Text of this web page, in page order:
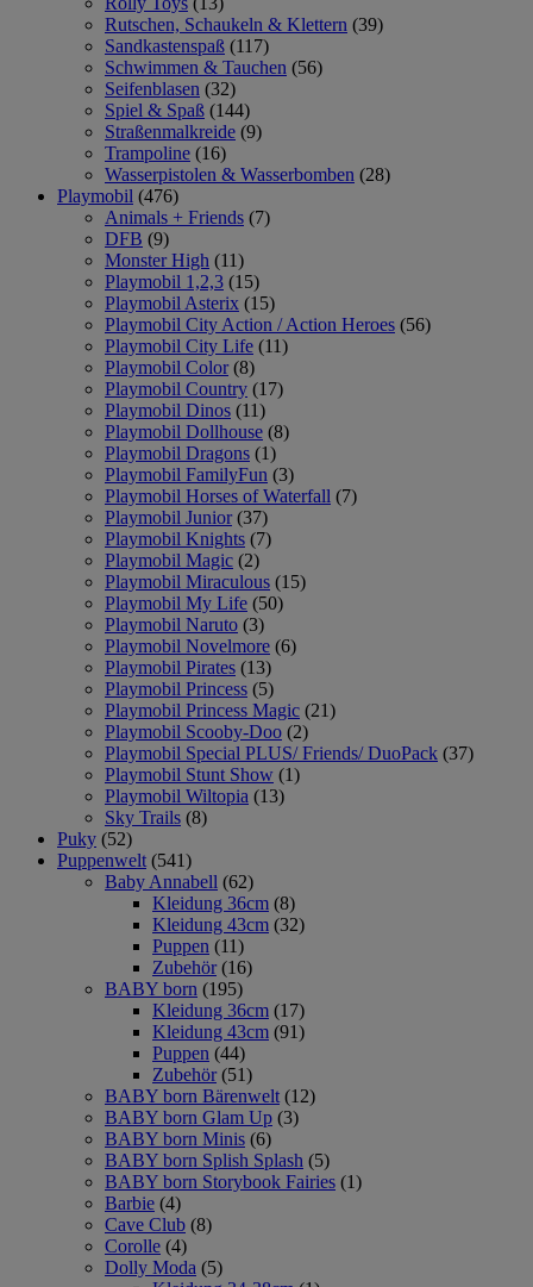
Rutschen, Schaukeln & Klettern (39)
Sandkastenspaß (117)
Schwimmen & Tauchen (56)
Seifenblasen (32)
Spiel & Spaß (144)
Straßenmalkreide (9)
Trampoline (16)
Wasserpistolen & Wasserbomben (28)
Playmobil (476)
Animals + Friends (7)
DFB (9)
Monster High (11)
Playmobil 1,2,3 (15)
Playmobil Asterix (15)
Playmobil City Action / Action Heroes (56)
Playmobil City Life (11)
Playmobil Color (8)
Playmobil Country (17)
Playmobil Dinos (11)
Playmobil Dollhouse (8)
Playmobil Dragons (1)
Playmobil FamilyFun (3)
Playmobil Horses of Waterfall (7)
Playmobil Junior (37)
Playmobil Knights (7)
Playmobil Magic (2)
Playmobil Miraculous (15)
Playmobil My Life (50)
Playmobil Naruto (3)
Playmobil Novelmore (6)
Playmobil Pirates (13)
Playmobil Princess (5)
Playmobil Princess Magic (21)
Playmobil Scooby-Doo (2)
Playmobil Special PLUS/ Friends/ DuoPack (37)
Playmobil Stunt Show (1)
Playmobil Wiltopia (13)
Sky Trails (8)
Puky (52)
Puppenwelt (541)
Baby Annabell (62)
Kleidung 36cm (8)
Kleidung 43cm (32)
Puppen (11)
Zubehör (16)
BABY born (195)
Kleidung 36cm (17)
Kleidung 43cm (91)
Puppen (44)
Zubehör (51)
BABY born Bärenwelt (12)
BABY born Glam Up (3)
BABY born Minis (6)
BABY born Splish Splash (5)
BABY born Storybook Fairies (1)
Barbie (4)
Cave Club (8)
Corolle (4)
Dolly Moda (5)